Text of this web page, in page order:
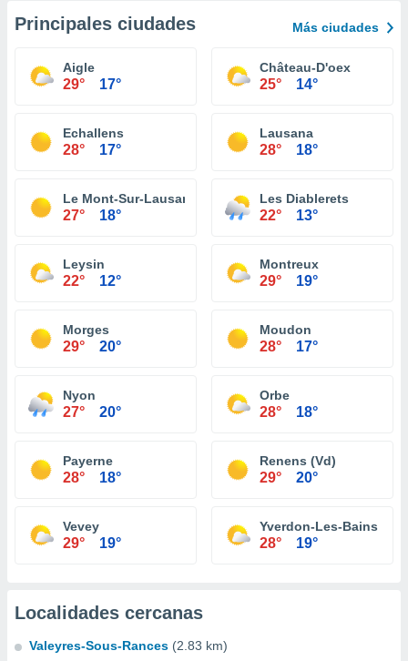
Principales ciudades Más ciudades
Aigle
29° 17°
Château-D'oex
25° 14°
Echallens
28° 17°
Lausana
28° 18°
Le Mont-Sur-Lausanne
27° 18°
Les Diablerets
22° 13°
Leysin
22° 12°
Montreux
29° 19°
Morges
29° 20°
Moudon
28° 17°
Nyon
27° 20°
Orbe
28° 18°
Payerne
28° 18°
Renens (Vd)
29° 20°
Vevey
29° 19°
Yverdon-Les-Bains
28° 19°
Localidades cercanas
Valeyres-Sous-Rances (2.83 km)